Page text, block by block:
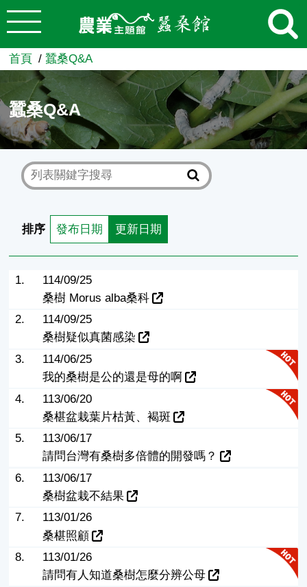
跳到主要內容
農業知識入口網
首頁 蠶桑Q&A
蠶桑Q&A
排序 發布日期 更新日期
1.
114/09/25
桑樹 Morus alba桑科
2.
114/09/25
桑樹疑似真菌感染
3.
114/06/25
我的桑樹是公的還是母的啊
4.
113/06/20
桑椹盆栽葉片枯黃、褐斑
5.
113/06/17
請問台灣有桑樹多倍體的開發嗎？
6.
113/06/17
桑樹盆栽不結果
7.
113/01/26
桑椹照顧
8.
113/01/26
請問有人知道桑樹怎麼分辨公母